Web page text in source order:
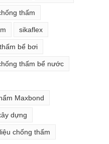
thấm
sikaflex
bể bơi
thấm bể nước
Maxbond
dựng
chống thấm